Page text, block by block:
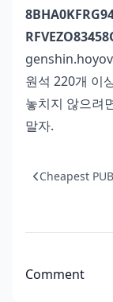
원석 220개 이
놓치지 않으려
말자.
Cheapest
Comment